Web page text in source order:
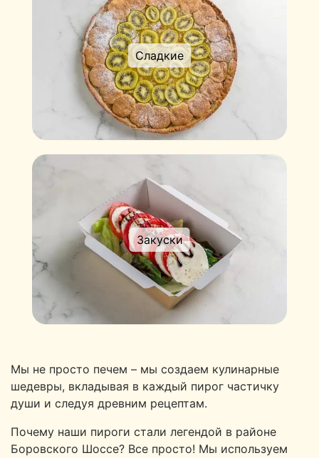
Сладкие
Закуски
Мы не просто печем – мы создаем кулинарные
шедевры, вкладывая в каждый пирог частичку
души и следуя древним рецептам.
Почему наши пироги стали легендой в районе
Боровского Шоссе? Все просто! Мы используем